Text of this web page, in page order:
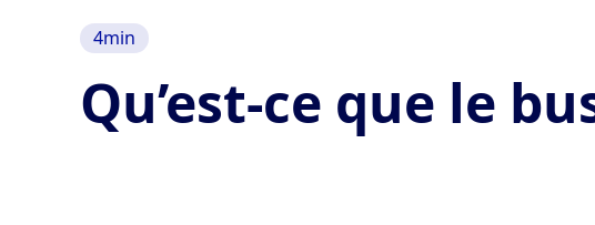
4min
Qu’est-ce que le